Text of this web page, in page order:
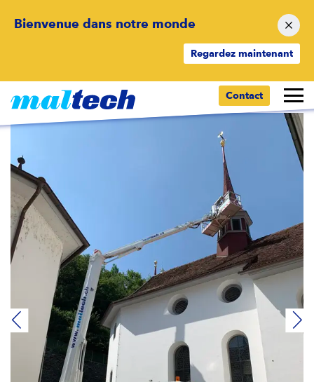
Bienvenue dans notre monde
Regardez maintenant
Contact